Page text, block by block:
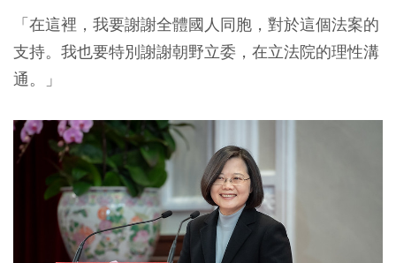
「在這裡，我要謝謝全體國人同胞，對於這個法案的
支持。我也要特別謝謝朝野立委，在立法院的理性溝
通。」